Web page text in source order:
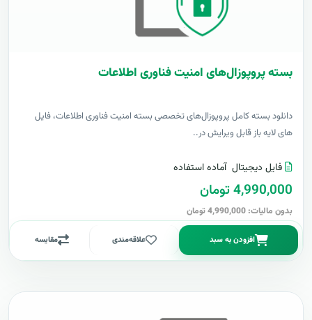
بسته پروپوزال‌های امنیت فناوری اطلاعات
دانلود بسته کامل پروپوزال‌های تخصصی بسته امنیت فناوری اطلاعات، فایل
های لایه باز قابل ویرایش در..
فایل دیجیتال آماده استفاده
4,990,000 تومان
بدون مالیات: 4,990,000 تومان
افزودن به سبد علاقه‌مندی مقایسه